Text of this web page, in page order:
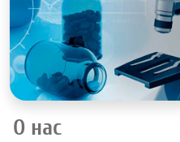
О нас